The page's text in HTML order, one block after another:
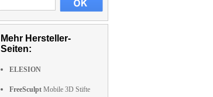
Mehr Hersteller-
Seiten:
ELESION
FreeSculpt Mobile 3D Stifte